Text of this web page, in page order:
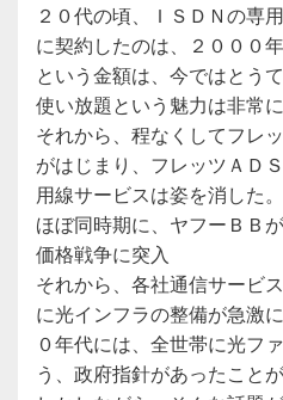
２０代の頃、ＩＳＤＮの専
に契約したのは、２０００
という金額は、今ではとう
使い放題という魅力は非常に
それから、程なくしてフレ
がはじまり、フレッツＡＤ
用線サービスは姿を消した。
ほぼ同時期に、ヤフーＢＢ
価格戦争に突入
それから、各社通信サービ
に光インフラの整備が急激
０年代には、全世帯に光フ
う、政府指針があったこと